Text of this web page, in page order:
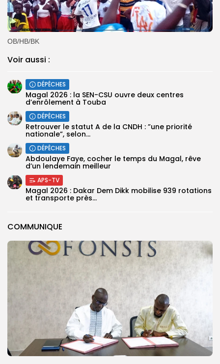
COMMUNIQUE
OB/HB/BK
Voir aussi :
DÉPÊCHES
Magal 2026 : la SEN-CSU ouvre deux centres
d’enrôlement à Touba
DÉPÊCHES
Retrouver le statut A de la CNDH : ”une priorité
nationale”, selon...
DÉPÊCHES
Abdoulaye Faye, cocher le temps du Magal, rêve
d’un lendemain meilleur
APS-TV
Magal 2026 : Dakar Dem Dikk mobilise 939 rotations
et transporte près...